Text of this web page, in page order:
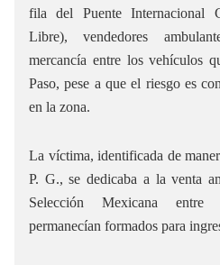
fila del Puente Internacional
Libre), vendedores
mercancía entre los vehículos
Paso, pese a que el riesgo es
en la zona.
La víctima, identificada de
P. G., se dedicaba a la venta
Selección Mexicana entre
permanecían formados para